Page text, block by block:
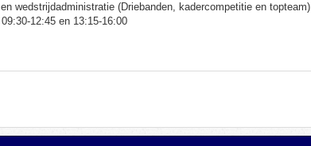
wedstrijdadministratie (Driebanden, kadercompetitie en topteam)
12:45 en 13:15-16:00